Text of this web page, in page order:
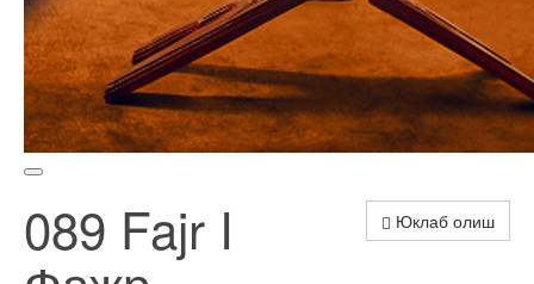
Юклаб олиш
089 Fajr I